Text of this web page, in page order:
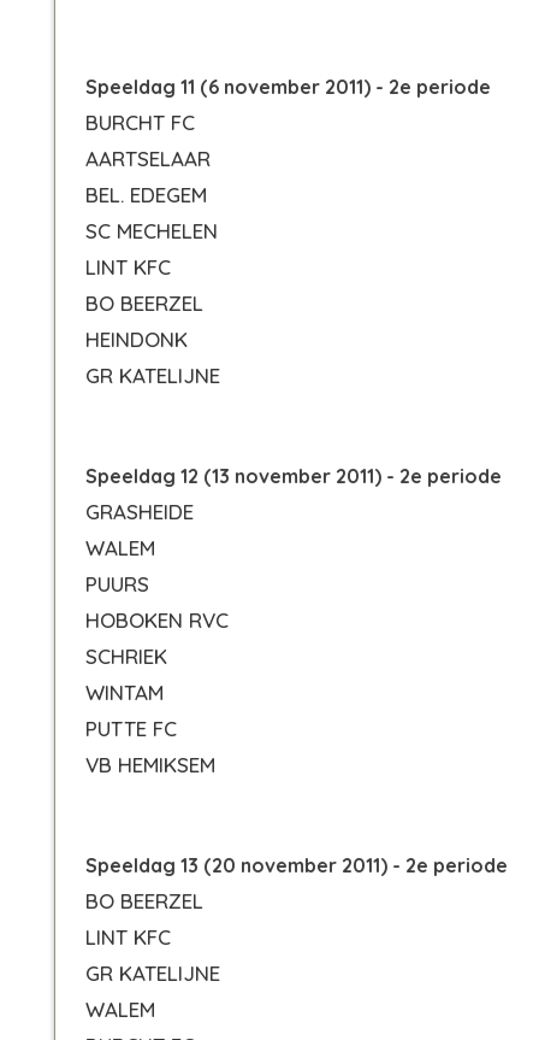
Speeldag 11 (6 november 2011) - 2e periode
BURCHT FC
AARTSELAAR
BEL. EDEGEM
SC MECHELEN
LINT KFC
BO BEERZEL
HEINDONK
GR KATELIJNE
Speeldag 12 (13 november 2011) - 2e periode
GRASHEIDE
WALEM
PUURS
HOBOKEN RVC
SCHRIEK
WINTAM
PUTTE FC
VB HEMIKSEM
Speeldag 13 (20 november 2011) - 2e periode
BO BEERZEL
LINT KFC
GR KATELIJNE
WALEM